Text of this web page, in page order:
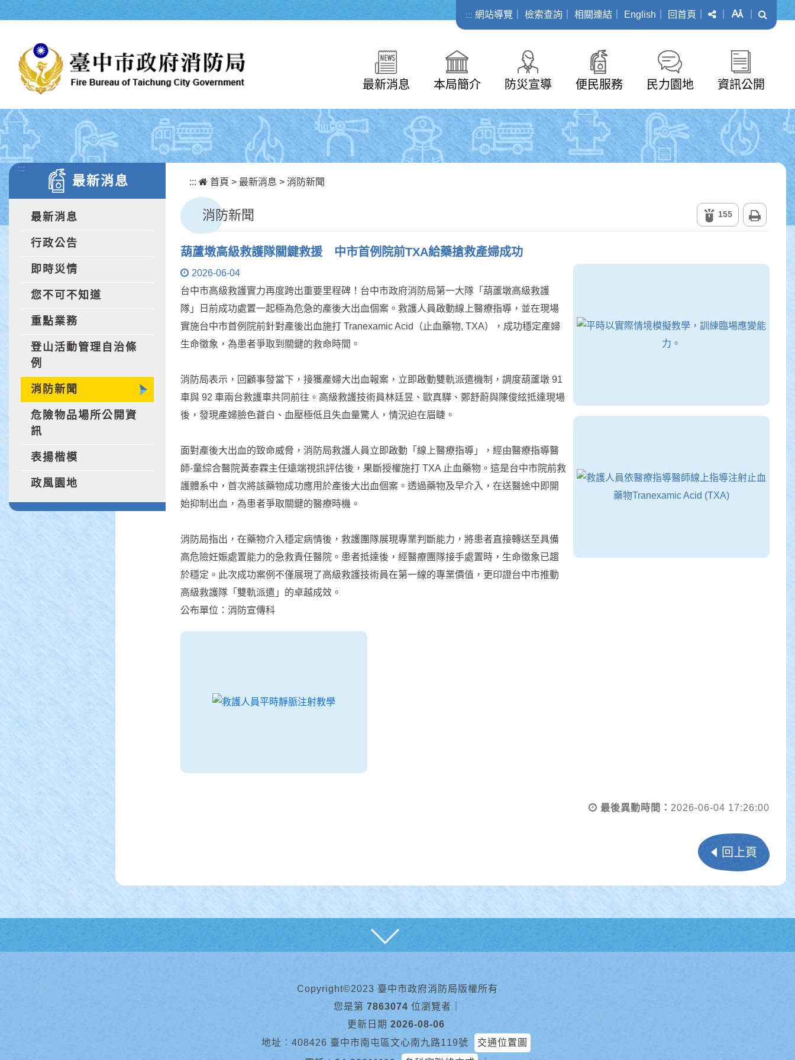
::: 網站導覽 檢索查詢 相關連結 English 回首頁 分享 字級
最新消息 本局簡介 防災宣導 便民服務 民力園地 資訊公開
:::
最新消息
最新消息
行政公告
即時災情
您不可不知道
重點業務
登山活動管理自治條
例
消防新聞
危險物品場所公開資
訊
表揚楷模
政風園地
::: 首頁 > 最新消息 > 消防新聞
消防新聞 155
葫蘆墩高級救護隊關鍵救援 中市首例院前TXA給藥搶救產婦成功
2026-06-04
台中市高級救護實力再度跨出重要里程碑！台中市政府消防局第一大隊「葫蘆墩高級救護
隊」日前成功處置一起極為危急的產後大出血個案。救護人員啟動線上醫療指導，並在現場
實施台中市首例院前針對產後出血施打 Tranexamic Acid（止血藥物, TXA），成功穩定產婦
生命徵象，為患者爭取到關鍵的救命時間。
消防局表示，回顧事發當下，接獲產婦大出血報案，立即啟動雙軌派遣機制，調度葫蘆墩 91
車與 92 車兩台救護車共同前往。高級救護技術員林廷昱、歐真驊、鄭舒蔚與陳俊絃抵達現場
後，發現產婦臉色蒼白、血壓極低且失血量驚人，情況迫在眉睫。
面對產後大出血的致命威脅，消防局救護人員立即啟動「線上醫療指導」，經由醫療指導醫
師-童綜合醫院黃泰霖主任遠端視訊評估後，果斷授權施打 TXA 止血藥物。這是台中市院前救
護體系中，首次將該藥物成功應用於產後大出血個案。透過藥物及早介入，在送醫途中即開
始抑制出血，為患者爭取關鍵的醫療時機。
消防局指出，在藥物介入穩定病情後，救護團隊展現專業判斷能力，將患者直接轉送至具備
高危險妊娠處置能力的急救責任醫院。患者抵達後，經醫療團隊接手處置時，生命徵象已趨
於穩定。此次成功案例不僅展現了高級救護技術員在第一線的專業價值，更印證台中市推動
高級救護隊「雙軌派遣」的卓越成效。
公布單位：消防宣傳科
最後異動時間： 2026-06-04 17:26:00
回上頁
Copyright©2023 臺中市政府消防局版權所有
您是第 7863074 位瀏覽者
更新日期 2026-08-06
地址︰408426 臺中市南屯區文心南九路119號
交通位置圖